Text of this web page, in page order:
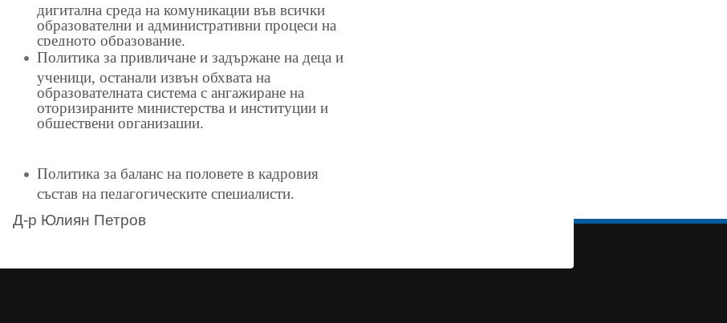
дигитална среда на комуникации във всички
образователни и административни процеси на
средното образование.
Политика за привличане и задържане на деца и
ученици, останали извън обхвата на
образователната система с ангажиране на
оторизираните министерства и институции и
обществени организации.
Политика за баланс на половете в кадровия
състав на педагогическите специалисти.
Д-р Юлиян Петров